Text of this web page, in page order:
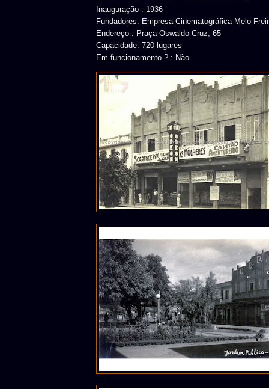
Inauguração : 1936
Fundadores: Empresa Cinematográfica Melo
Endereço : Praça Oswaldo Cruz, 65
Capacidade: 720 lugares
Em funcionamento ? : Não